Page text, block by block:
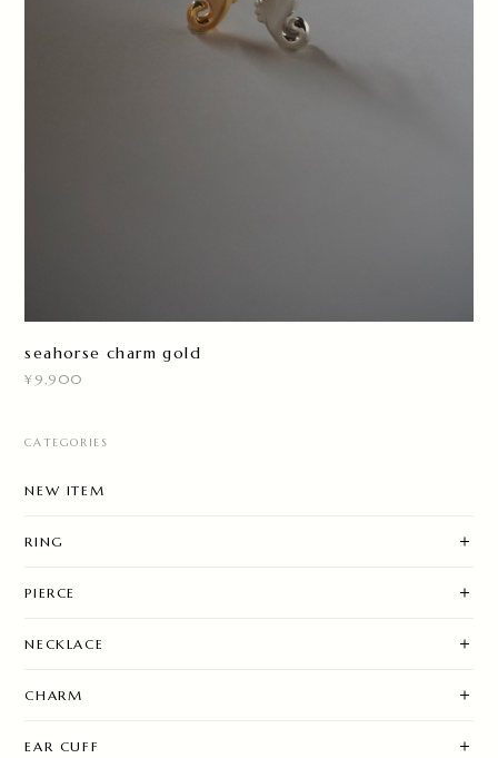
seahorse charm gold
¥9,900
CATEGORIES
NEW ITEM
RING
PIERCE
NECKLACE
CHARM
EAR CUFF